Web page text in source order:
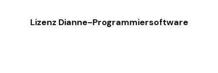
Lizenz Dianne-Programmiersoftware